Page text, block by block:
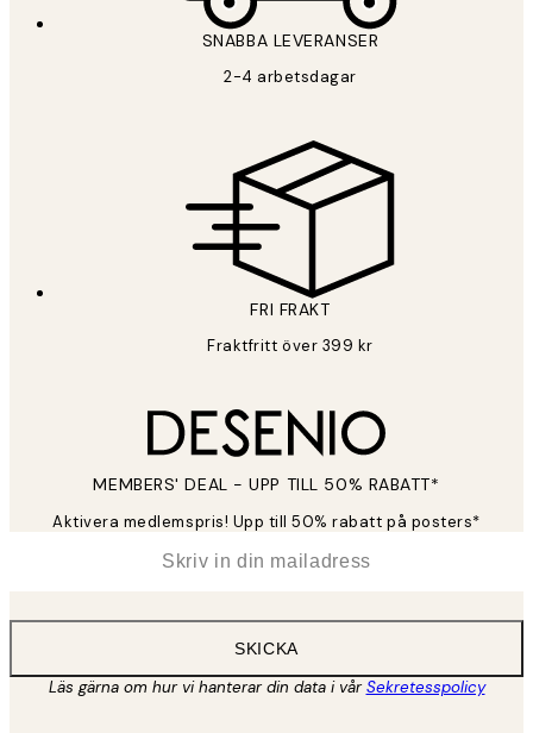
SNABBA LEVERANSER
2-4 arbetsdagar
FRI FRAKT
Fraktfritt över 399 kr
MEMBERS' DEAL - UPP TILL 50% RABATT*
Aktivera medlemspris! Upp till 50% rabatt på posters*
SKICKA
Läs gärna om hur vi hanterar din data i vårSekretesspolicy